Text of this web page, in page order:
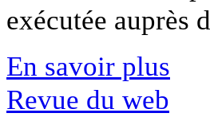
exécutée auprès
En savoir plus
Revue du web